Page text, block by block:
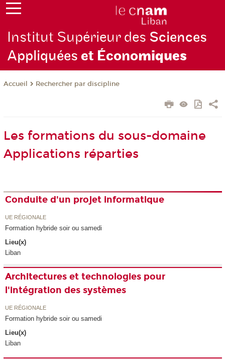
Institut Supérieur des Sciences
Appliquéeset Économiques
Accueil Rechercher par discipline
Les formations du sous-domaine
Applications réparties
Conduite d'un projet informatique
UE RÉGIONALE
Formation hybride soir ou samedi
Lieu(x)
Liban
Architectures et technologies pour
l'intégration des systèmes
UE RÉGIONALE
Formation hybride soir ou samedi
Lieu(x)
Liban